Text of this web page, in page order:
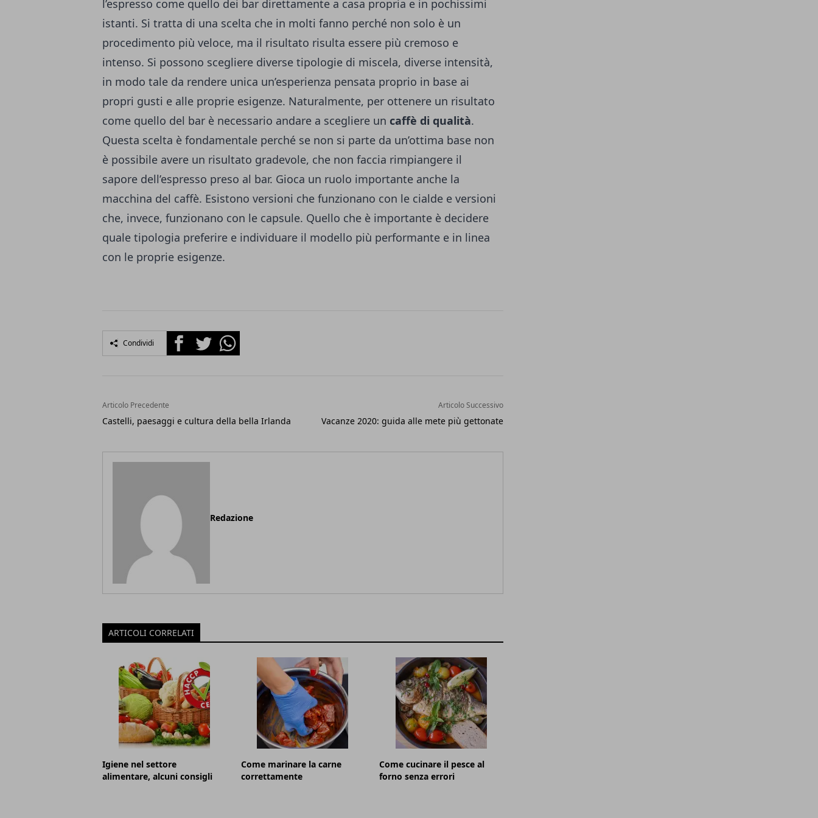
l’espresso come quello dei bar direttamente a casa propria e in pochissimi
istanti. Si tratta di una scelta che in molti fanno perché non solo è un
procedimento più veloce, ma il risultato risulta essere più cremoso e
intenso. Si possono scegliere diverse tipologie di miscela, diverse intensità,
in modo tale da rendere unica un’esperienza pensata proprio in base ai
propri gusti e alle proprie esigenze. Naturalmente, per ottenere un risultato
come quello del bar è necessario andare a scegliere un caffè di qualità.
Questa scelta è fondamentale perché se non si parte da un’ottima base non
è possibile avere un risultato gradevole, che non faccia rimpiangere il
sapore dell’espresso preso al bar. Gioca un ruolo importante anche la
macchina del caffè. Esistono versioni che funzionano con le cialde e versioni
che, invece, funzionano con le capsule. Quello che è importante è decidere
quale tipologia preferire e individuare il modello più performante e in linea
con le proprie esigenze.
Condividi FacebookTwitterWhatsapp
Articolo Precedente
Castelli, paesaggi e cultura della bella Irlanda
Articolo Successivo
Vacanze 2020: guida alle mete più gettonate
Redazione
ARTICOLI CORRELATI
Igiene nel settore
alimentare, alcuni consigli
Come marinare la carne
correttamente
Come cucinare il pesce al
forno senza errori